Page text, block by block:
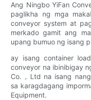
Ang Ningbo YiFan
paglikha ng mga
conveyor system at
merkado gamit ang
upang bumuo ng isang
ay isang container
conveyor na ibinibigay
Co.，Ltd na isang
sa karagdagang
Equipment.